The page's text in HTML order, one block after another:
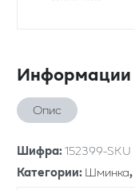
Информации
Опис
Шифра:152399-SKU
Категории:Шминка,